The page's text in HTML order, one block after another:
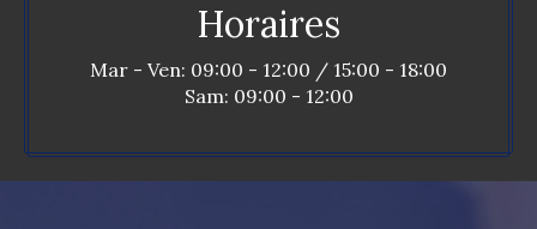
Horaires
Mar - Ven: 09:00 - 12:00 / 15:00 - 18:00
Sam: 09:00 - 12:00